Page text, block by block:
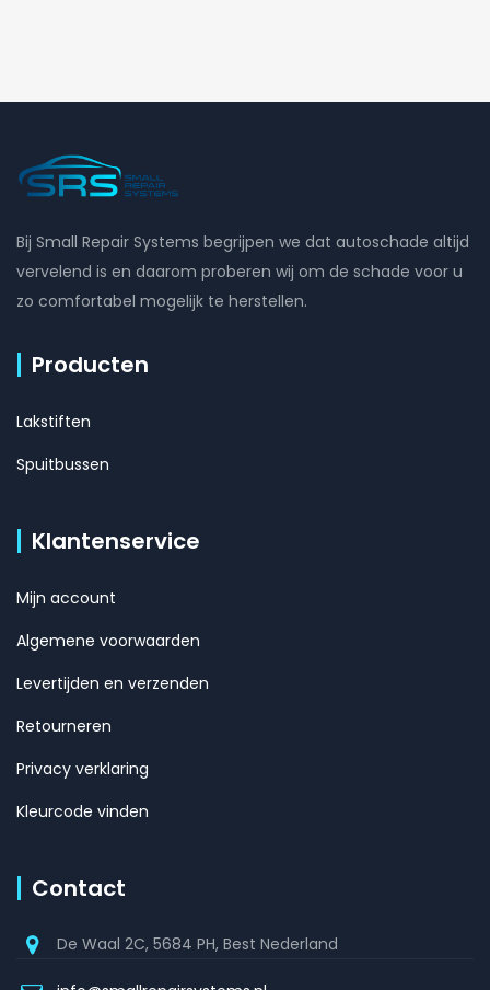
Bij Small Repair Systems begrijpen we dat autoschade altijd
vervelend is en daarom proberen wij om de schade voor u
zo comfortabel mogelijk te herstellen.
Producten
Lakstiften
Spuitbussen
Klantenservice
Mijn account
Algemene voorwaarden
Levertijden en verzenden
Retourneren
Privacy verklaring
Kleurcode vinden
Contact
De Waal 2C, 5684 PH, Best Nederland